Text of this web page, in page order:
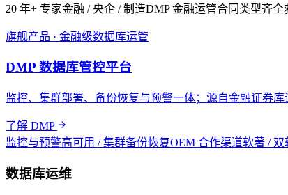
20 年+ 专家金融 / 央企 / 制造DMP 金融运管合同类型齐全
旗舰产品 · 金融级数据库运管
DMP 数据库管控平台
监控、集群部署、备份恢复与预警一体；源自金融证券库
了解 DMP
监控与预警高可用 / 集群备份恢复OEM 合作渠道软著 / 双
数据库运维